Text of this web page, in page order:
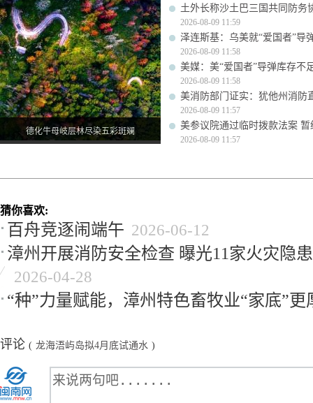
德化牛母岐层林尽染五彩斑斓
土外长称沙土巴三国共同防务
2026-08-09 11:59
泽连斯基：乌美就“爱国者”导
2026-08-09 11:58
美媒：美“爱国者”导弹库存不
2026-08-09 11:58
美消防部门证实：犹他州消防
2026-08-09 11:57
美参议院通过临时拨款法案 暂
2026-08-09 11:57
猜你喜欢:
百舟竞逐闹端午 2026-06-12
漳州开展消防安全检查 曝光11家火灾隐
2026-04-28
“种”力量赋能，漳州特色畜牧业“家底”更
评论 ( 龙海浯屿岛拟4月底试通水 )